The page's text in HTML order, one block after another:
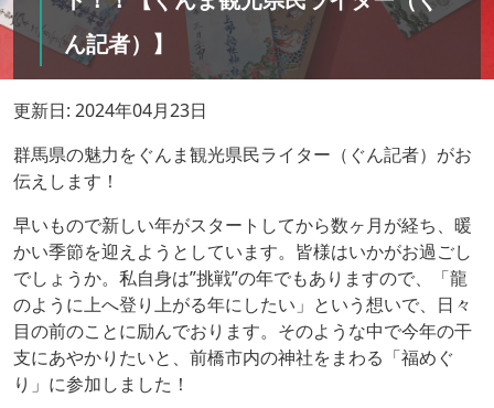
ん記者）】
更新日: 2024年04月23日
群馬県の魅力をぐんま観光県民ライター（ぐん記者）がお
伝えします！
早いもので新しい年がスタートしてから数ヶ月が経ち、暖
かい季節を迎えようとしています。皆様はいかがお過ごし
でしょうか。私自身は”挑戦”の年でもありますので、「龍
のように上へ登り上がる年にしたい」という想いで、日々
目の前のことに励んでおります。そのような中で今年の干
支にあやかりたいと、前橋市内の神社をまわる「福めぐ
り」に参加しました！